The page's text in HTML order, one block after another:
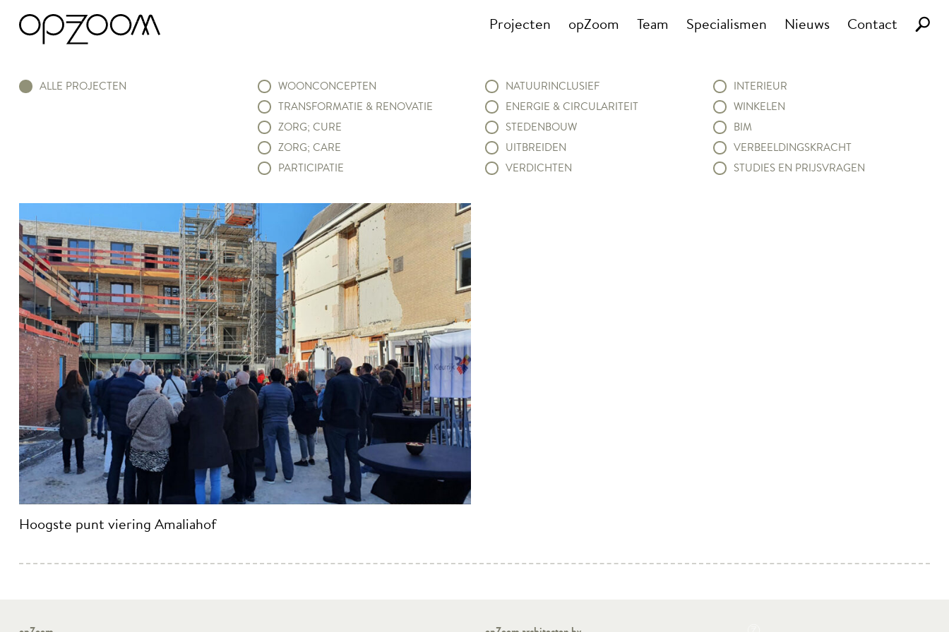
Projecten opZoom Team Specialismen Nieuws Contact
ALLE PROJECTEN
WOONCONCEPTEN
TRANSFORMATIE & RENOVATIE
ZORG; CURE
ZORG; CARE
PARTICIPATIE
NATUURINCLUSIEF
ENERGIE & CIRCULARITEIT
STEDENBOUW
UITBREIDEN
VERDICHTEN
INTERIEUR
WINKELEN
BIM
VERBEELDINGSKRACHT
STUDIES EN PRIJSVRAGEN
Hoogste punt viering Amaliahof